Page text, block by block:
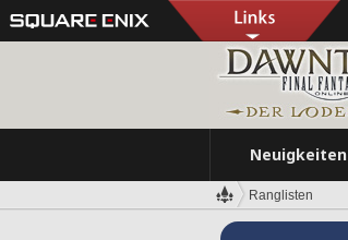
Neuigkeiten
Ranglisten